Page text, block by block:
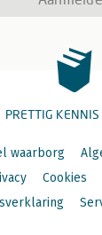
PRETTIG
waarborg
Cookies